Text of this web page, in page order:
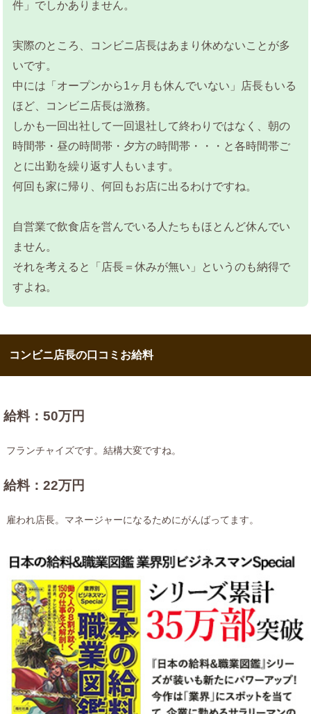
件」でしかありません。
実際のところ、コンビニ店長はあまり休めないことが多
いです。
中には「オープンから1ヶ月も休んでいない」店長もいる
ほど、コンビニ店長は激務。
しかも一回出社して一回退社して終わりではなく、朝の
時間帯・昼の時間帯・夕方の時間帯・・・と各時間帯ご
とに出勤を繰り返す人もいます。
何回も家に帰り、何回もお店に出るわけですね。
自営業で飲食店を営んでいる人たちもほとんど休んでい
ません。
それを考えると「店長＝休みが無い」というのも納得で
すよね。
コンビニ店長の口コミお給料
給料：50万円
フランチャイズです。結構大変ですね。
給料：22万円
雇われ店長。マネージャーになるためにがんばってます。